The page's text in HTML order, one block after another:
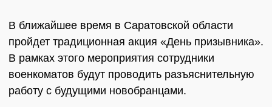
В ближайшее время в Саратовской области
пройдет традиционная акция «День призывника».
В рамках этого мероприятия сотрудники
военкоматов будут проводить разъяснительную
работу с будущими новобранцами.